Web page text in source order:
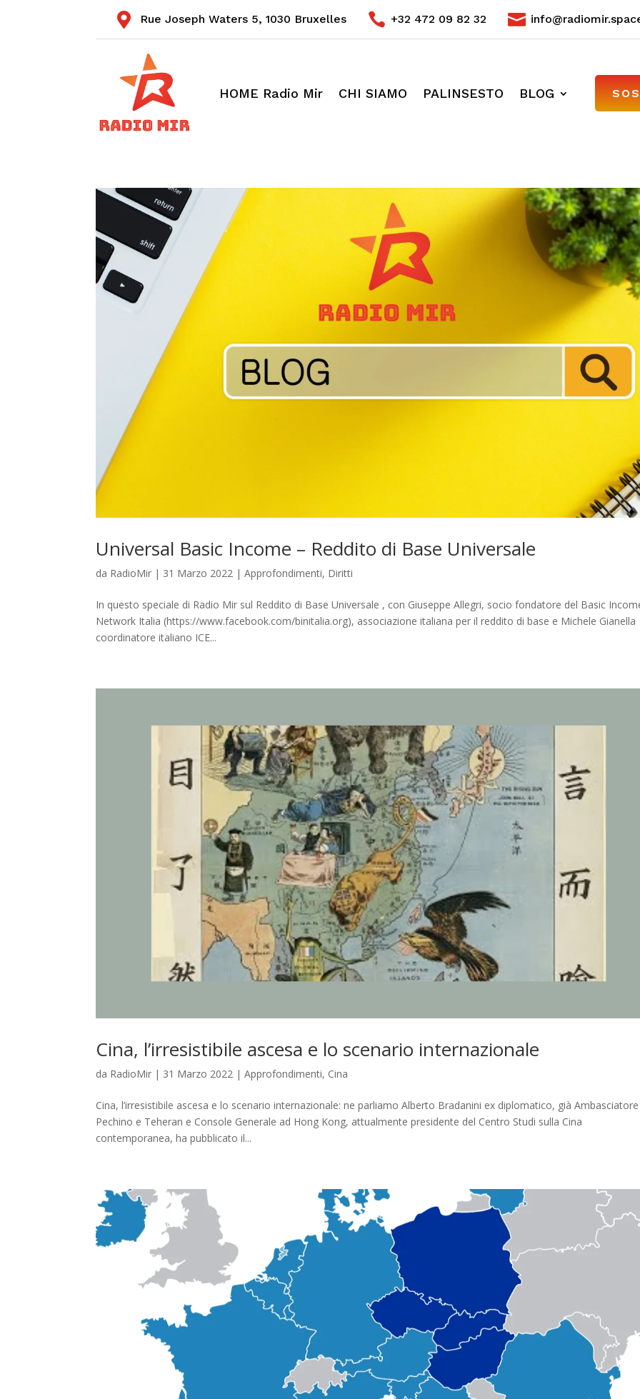
 Rue Joseph Waters 5,1030 Bruxelles  +32 472 09 82 32 
HOME Radio Mir CHI SIAMO PALINSESTO BLOG
Universal Basic Income – Reddito di Base Universale
da RadioMir | 31 Marzo 2022 |Approfondimenti, Diritti
In questo speciale di Radio Mir sul Reddito di Base Universale , con Giuseppe Allegri, socio fondatore del Basic
Network Italia (https://www.facebook.com/binitalia.org), associazione italiana per il reddito di base e Michele Gianella
coordinatore italiano ICE...
Cina, l’irresistibile ascesa e lo scenario internazionale
da RadioMir | 31 Marzo 2022 |Approfondimenti, Cina
Cina, l’irresistibile ascesa e lo scenario internazionale: ne parliamo Alberto Bradanini ex diplomatico, già
Pechino e Teheran e Console Generale ad Hong Kong, attualmente presidente del Centro Studi sulla Cina
contemporanea, ha pubblicato il...